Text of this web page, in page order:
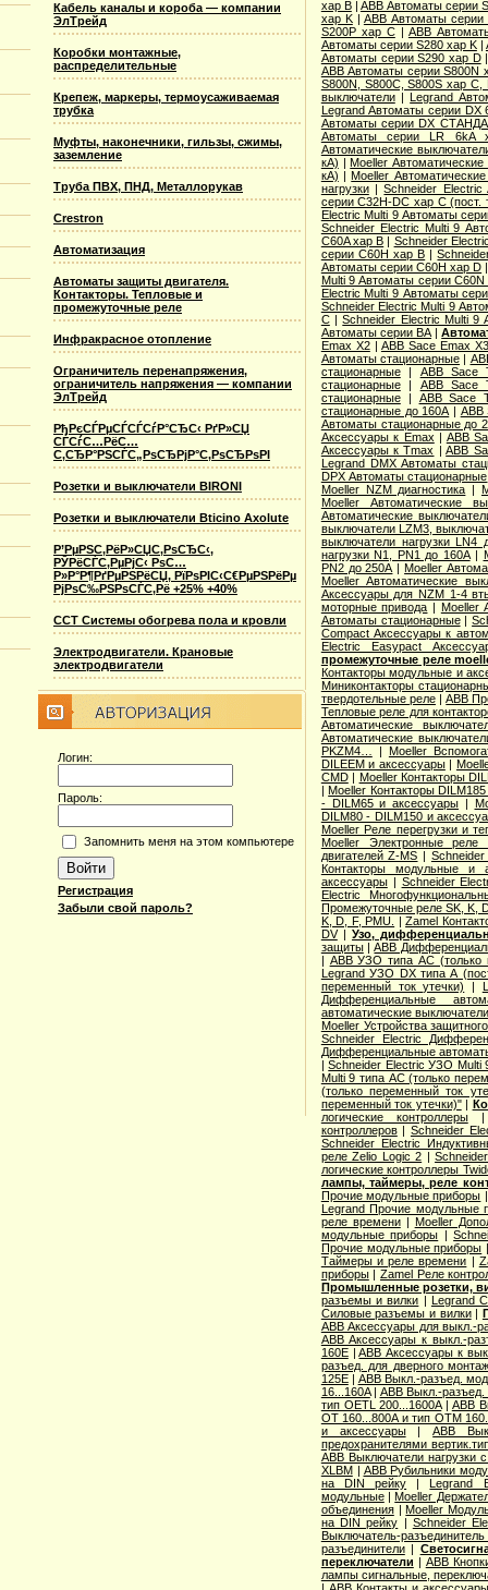
Кабель каналы и короба — компании
ЭлТрейд
Коробки монтажные,
распределительные
Крепеж, маркеры, термоусаживаемая
трубка
Муфты, наконечники, гильзы, сжимы,
заземление
Труба ПВХ, ПНД, Металлорукав
Crestron
Автоматизация
Автоматы защиты двигателя.
Контакторы. Тепловые и
промежуточные реле
Инфракрасное отопление
Ограничитель перенапряжения,
ограничитель напряжения — компании
ЭлТрейд
РђРєСЃРµСЃСЃСѓР°СЂС‹ РґР»СЏ
СЃСѓС…РёС…
С‚СЂР°РЅСЃС„РѕСЂРјР°С‚РѕСЂРѕРІ
Розетки и выключатели BIRONI
Розетки и выключатели Bticino Axolute
Р’РµРЅС‚РёР»СЏС‚РѕСЂС‹,
РЎРёСЃС‚РµРјС‹ РѕС…
Р»Р°Р¶РґРµРЅРёСЏ, РїРѕРІС‹С€РµРЅРёРµ
РјРѕС‰РЅРѕСЃС‚Рё +25% +40%
ССТ Системы обогрева пола и кровли
Электродвигатели. Крановые
электродвигатели
Логин:
Пароль:
Запомнить меня на этом компьютере
Регистрация
Забыли свой пароль?
хар B| ABB Автоматы серии
хар K| ABB Автоматы серии
S200P хар C| ABB
Автоматы серии S280 хар K|
Автоматы серии S290 хар D
ABB Автоматы серии S800N
S800N, S800C, S800S хар С,
выключатели|Legrand
Legrand Автоматы серии DX
Автоматы серии DX
Автоматы серии LR 6kA
Автоматические
кА) |Moeller
кА) |Moeller
нагрузки|Schneider
серии C32H-DC хар C (пост.
Electric Multi 9 Автоматы
Schneider Electric Multi 9
C60A хар B | Schneider
серии C60H хар B |
Автоматы серии C60H хар D
Multi 9 Автоматы серии C60N
Electric Multi 9 Автоматы
Schneider Electric Multi 9
С|Schneider Electric Multi
Автоматы серии ВА |
Emax X2| ABB Sace Emax X3
Автоматы стационарные |
стационарные| ABB Sace
стационарные| ABB Sace
стационарные| ABB Sace
стационарные до 160А | ABB
Автоматы стационарные до
Аксессуары к Emax | ABB
Аксессуары к Tmax |ABB
Legrand DMX Автоматы
DPX Автоматы стационарные
Moeller NZM диагностика |
Moeller Автоматические
Автоматические
выключатели LZM3,
выключатели нагрузки LN4
нагрузки N1, PN1 до 160А|
PN2 до 250А |Moeller
Moeller Автоматические
Аксессуары для NZM 1-4
моторные привода | Moeller
Автоматы стационарные|
Compact Аксессуары к
Electric Easypact
промежуточные реле
Контакторы модульные и
Миниконтакторы
твердотельные реле|ABB
Тепловые реле для
Автоматические
Автоматические
PKZM4…
| Moeller
DILEEM и аксессуары|
CMD| Moeller Контакторы
|Moeller Контакторы
- DILM65 и аксессуары |
DILM80 - DILM150 и
Moeller Реле перегрузки и
Moeller Электронные реле
двигателей Z-MS |
Контакторы модульные и
аксессуары| Schneider
Electric
Промежуточные реле SK, K,
K, D, F, PMU.
|Zamel
DV|Узо,
защиты|ABB
| ABB УЗО типа АС (только
Legrand УЗО DX типа А
переменный ток утечки)
|
Дифференциальные
автоматические
Moeller Устройства
Schneider Electric
Дифференциальные
|Schneider Electric УЗО Multi
Multi 9 типа АС (только
(только переменный ток
переменный ток утечки)"|
логические контроллеры
контроллеров| Schneider
Schneider Electric
реле Zelio Logic 2 |
логические контроллеры
лампы, таймеры, реле
Прочие модульные приборы
Legrand Прочие модульные
реле времени| Moeller
модульные приборы |
Прочие модульные приборы
Таймеры и реле времени |
приборы|Zamel Реле
Промышленные розетки,
разъемы и вилки | Legrand
Силовые разъемы и вилки|
ABB Аксессуары для выкл.-
ABB Аксессуары к выкл.-
160E|ABB Аксессуары к
разъед. для дверного
125E| ABB Выкл.-разъед.
16...160A| ABB Выкл.-
тип OETL 200...1600A| ABB
OT 160...800A и тип OTМ
и аксессуары|ABB
предохранителями
ABB Выключатели нагрузки
XLBM| ABB Рубильники
на DIN рейку |Legrand
модульные|Moeller
объединения|Moeller
на DIN рейку | Schneider
Выключатель-
разъединители|
переключатели | ABB
лампы сигнальные,